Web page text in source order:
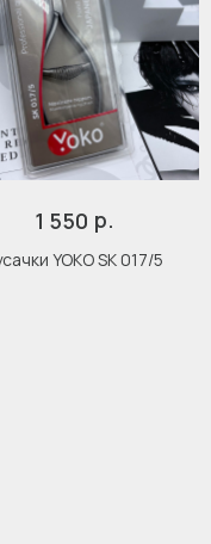
1 550 р.
YOKO SK 017/5